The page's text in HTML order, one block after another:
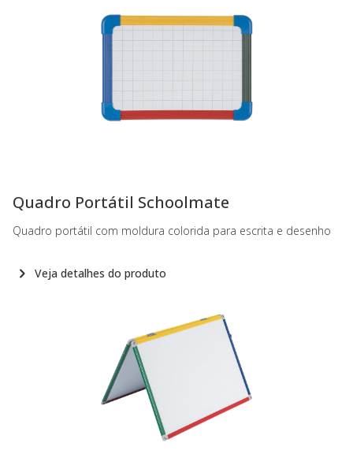
Quadro Portátil Schoolmate
Quadro portátil com moldura colorida para escrita e desenho
Veja detalhes do produto